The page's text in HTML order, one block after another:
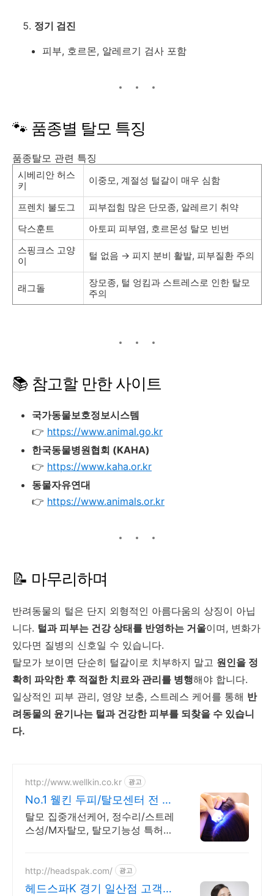
정기 검진
피부, 호르몬, 알레르기 검사 포함
🐾 품종별 탈모 특징
품종탈모 관련 특징
시베리안 허스
키
이중모, 계절성 털갈이 매우 심함
프렌치 불도그
피부접힘 많은 단모종, 알레르기 취약
닥스훈트
아토피 피부염, 호르몬성 탈모 빈번
스핑크스 고양
이
털 없음 → 피지 분비 활발, 피부질환 주의
래그돌
장모종, 털 엉킴과 스트레스로 인한 탈모
주의
📚 참고할 만한 사이트
국가동물보호정보시스템
👉 https://www.animal.go.kr
한국동물병원협회 (KAHA)
👉 https://www.kaha.or.kr
동물자유연대
👉 https://www.animals.or.kr
📝 마무리하며
반려동물의 털은 단지 외형적인 아름다움의 상징이 아닙
니다. 털과 피부는 건강 상태를 반영하는 거울이며, 변화가
있다면 질병의 신호일 수 있습니다.
탈모가 보이면 단순히 털갈이로 치부하지 말고 원인을 정
확히 파악한 후 적절한 치료와 관리를 병행해야 합니다.
일상적인 피부 관리, 영양 보충, 스트레스 케어를 통해 반
려동물의 윤기나는 털과 건강한 피부를 되찾을 수 있습니
다.
http://www.wellkin.co.kr 광고
No.1 웰킨 두피/탈모센터 전 프
로그램 50%OFF
탈모 집중개선케어, 정수리/스트레
스성/M자탈모, 탈모기능성 특허
웰킨에서 만나요
http://headspak.com/ 광고
헤드스파K 경기 일산점 고객만